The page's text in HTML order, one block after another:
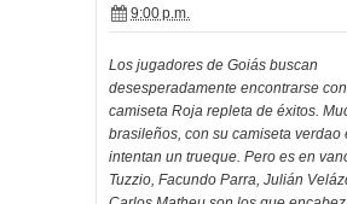
9:00 p.m.
Los jugadores de Goiás buscan
desesperadamente encontrarse
camiseta Roja repleta de éxitos.
brasileños, con su camiseta verdao
intentan un trueque. Pero es en
Tuzzio, Facundo Parra, Julián